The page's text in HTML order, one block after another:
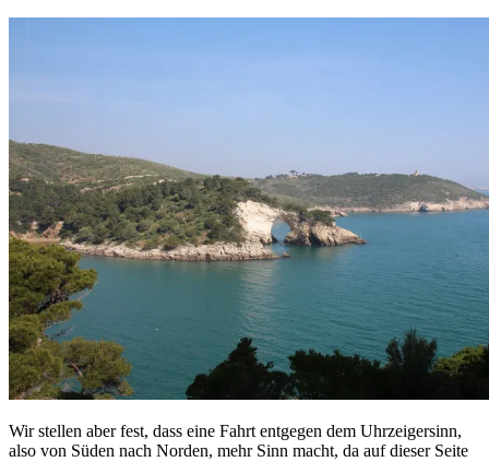
Wir stellen aber fest, dass eine Fahrt entgegen dem Uhrzeigersinn,
also von Süden nach Norden, mehr Sinn macht, da auf dieser Seite